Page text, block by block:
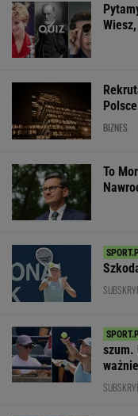
BIZNES
To
szum.